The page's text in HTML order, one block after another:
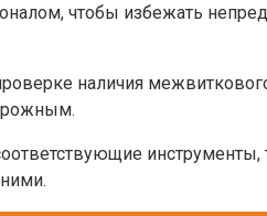
чтобы избежать
наличия
инструменты,